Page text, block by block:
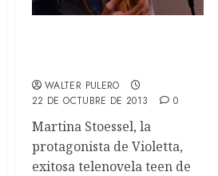
WALTER PULERO
22 DE OCTUBRE DE 2013
0
Martina Stoessel, la
protagonista de Violetta,
exitosa telenovela teen de